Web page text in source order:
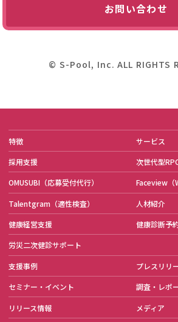
お問い合わせ
© S-Pool, Inc. ALL RIGHTS
特徴 サービス
採用支援 次世代型
OMUSUBI （応募受付代行） Faceview
Talentgram （適性検査） 人材紹介
健康経営支援 健康診断予
労災二次健診サポート
支援事例 プレスリリ
セミナー・イベント 調査・レポ
リリース情報 メディア